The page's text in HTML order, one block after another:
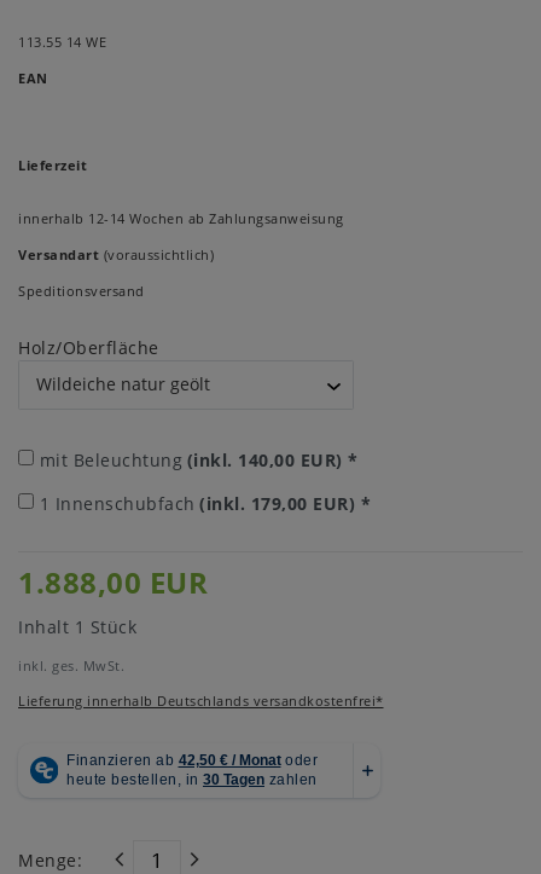
113.55 14 WE
EAN
Lieferzeit
innerhalb 12-14 Wochen ab Zahlungsanweisung
Versandart (voraussichtlich)
Speditionsversand
Holz/Oberfläche
mit Beleuchtung (inkl. 140,00 EUR) *
1 Innenschubfach (inkl. 179,00 EUR) *
1.888,00 EUR
Inhalt 1 Stück
inkl. ges. MwSt.
Lieferung innerhalb Deutschlands versandkostenfrei*
Menge: